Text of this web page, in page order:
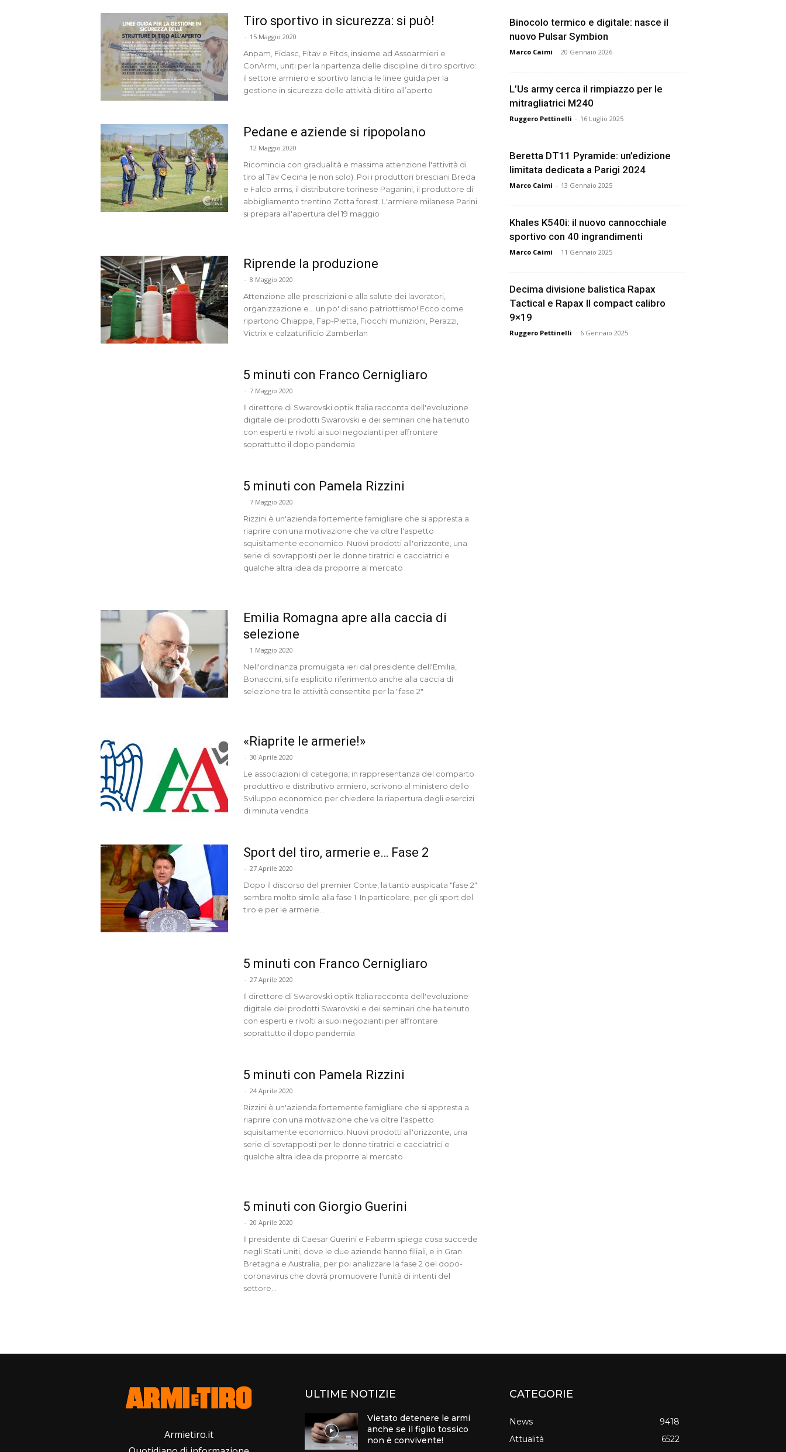
Tiro sportivo in sicurezza: si può!
- 15 Maggio 2020
Anpam, Fidasc, Fitav e Fitds, insieme ad Assoarmieri e
ConArmi, uniti per la ripartenza delle discipline di tiro sportivo:
il settore armiero e sportivo lancia le linee guida per la
gestione in sicurezza delle attività di tiro all’aperto
Pedane e aziende si ripopolano
- 12 Maggio 2020
Ricomincia con gradualità e massima attenzione l'attività di
tiro al Tav Cecina (e non solo). Poi i produttori bresciani Breda
e Falco arms, il distributore torinese Paganini, il produttore di
abbigliamento trentino Zotta forest. L'armiere milanese Parini
si prepara all'apertura del 19 maggio
Riprende la produzione
- 8 Maggio 2020
Attenzione alle prescrizioni e alla salute dei lavoratori,
organizzazione e... un po' di sano patriottismo! Ecco come
ripartono Chiappa, Fap-Pietta, Fiocchi munizioni, Perazzi,
Victrix e calzaturificio Zamberlan
5 minuti con Franco Cernigliaro
- 7 Maggio 2020
Il direttore di Swarovski optik Italia racconta dell'evoluzione
digitale dei prodotti Swarovski e dei seminari che ha tenuto
con esperti e rivolti ai suoi negozianti per affrontare
soprattutto il dopo pandemia
5 minuti con Pamela Rizzini
- 7 Maggio 2020
Rizzini è un'azienda fortemente famigliare che si appresta a
riaprire con una motivazione che va oltre l'aspetto
squisitamente economico. Nuovi prodotti all'orizzonte, una
serie di sovrapposti per le donne tiratrici e cacciatrici e
qualche altra idea da proporre al mercato
Emilia Romagna apre alla caccia di
selezione
- 1 Maggio 2020
Nell'ordinanza promulgata ieri dal presidente dell'Emilia,
Bonaccini, si fa esplicito riferimento anche alla caccia di
selezione tra le attività consentite per la "fase 2"
«Riaprite le armerie!»
- 30 Aprile 2020
Le associazioni di categoria, in rappresentanza del comparto
produttivo e distributivo armiero, scrivono al ministero dello
Sviluppo economico per chiedere la riapertura degli esercizi
di minuta vendita
Sport del tiro, armerie e… Fase 2
- 27 Aprile 2020
Dopo il discorso del premier Conte, la tanto auspicata "fase 2"
sembra molto simile alla fase 1. In particolare, per gli sport del
tiro e per le armerie...
5 minuti con Franco Cernigliaro
- 27 Aprile 2020
Il direttore di Swarovski optik Italia racconta dell'evoluzione
digitale dei prodotti Swarovski e dei seminari che ha tenuto
con esperti e rivolti ai suoi negozianti per affrontare
soprattutto il dopo pandemia
5 minuti con Pamela Rizzini
- 24 Aprile 2020
Rizzini è un'azienda fortemente famigliare che si appresta a
riaprire con una motivazione che va oltre l'aspetto
squisitamente economico. Nuovi prodotti all'orizzonte, una
serie di sovrapposti per le donne tiratrici e cacciatrici e
qualche altra idea da proporre al mercato
5 minuti con Giorgio Guerini
- 20 Aprile 2020
Il presidente di Caesar Guerini e Fabarm spiega cosa succede
negli Stati Uniti, dove le due aziende hanno filiali, e in Gran
Bretagna e Australia, per poi analizzare la fase 2 del dopo-
coronavirus che dovrà promuovere l'unità di intenti del
settore...
Binocolo termico e digitale: nasce il
nuovo Pulsar Symbion
Marco Caimi - 20 Gennaio 2026
L’Us army cerca il rimpiazzo per le
mitragliatrici M240
Ruggero Pettinelli - 16 Luglio 2025
Beretta DT11 Pyramide: un’edizione
limitata dedicata a Parigi 2024
Marco Caimi - 13 Gennaio 2025
Khales K540i: il nuovo cannocchiale
sportivo con 40 ingrandimenti
Marco Caimi - 11 Gennaio 2025
Decima divisione balistica Rapax
Tactical e Rapax II compact calibro
9×19
Ruggero Pettinelli - 6 Gennaio 2025
Armietiro.it
ULTIME NOTIZIE
Vietato detenere le armi
anche se il figlio tossico
non è convivente!
CATEGORIE
News
9418
Attualità
6522